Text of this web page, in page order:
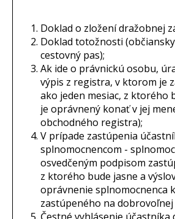
Doklad o zložení dražobnej
Doklad totožnosti
cestovný pas);
Ak ide o právnickú osobu,
výpis z registra, v ktorom je
ako jeden mesiac, z ktorého
je oprávnený konať v jej
obchodného registra);
V prípade zastúpenia
splnomocnencom -
osvedčeným podpisom
z ktorého bude jasne a
oprávnenie splnomocnenca
zastúpeného na dobrovoľnej
Čestné vyhlásenie účastníka